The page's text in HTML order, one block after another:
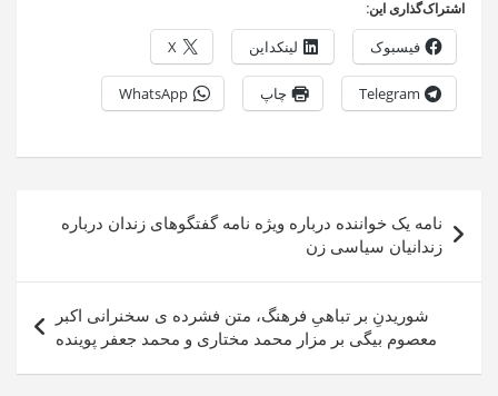
اشتراک‌گذاری این:
فیسبوک لینکداین X
Telegram چاپ WhatsApp
نوشته
نامه یک خواننده درباره ویژه نامه گفتگوهای زندان درباره
زندانیان سیاسی زن
شوریدنِ بر تباهیِ فرهنگ، متن فشرده ی سخنرانی اکبر
معصوم بیگی بر مزار محمد مختاری و محمد جعفر پوینده